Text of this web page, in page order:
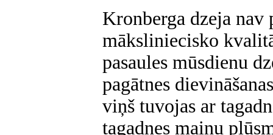
Kronberga dzeja
māksliniecisko
pasaules mūsdienu
pagātnes
viņš tuvojas ar
tagadnes maiņu